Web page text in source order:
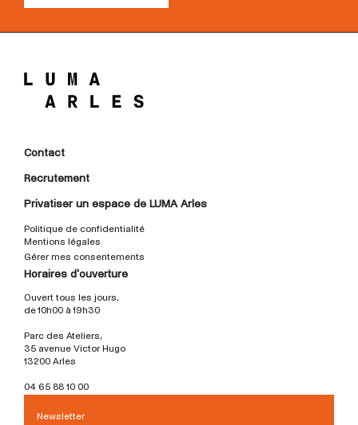
Contact
Recrutement
Privatiser un espace de LUMA Arles
Politique de confidentialité
Mentions légales
Gérer mes consentements
Horaires d'ouverture
Ouvert tous les jours,
de 10h00 à 19h30
Parc des Ateliers,
35 avenue Victor Hugo
13200 Arles
04 65 88 10 00
Newsletter